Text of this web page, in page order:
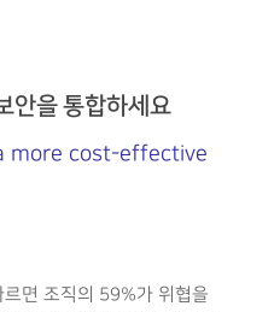
안을 통합하세요
more cost-effective
면 조직의 59%가 위협을